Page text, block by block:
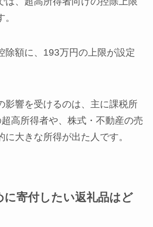
除額に、193万円の上限が設定
影響を受けるのは、主に課税所
高所得者や、株式・不動産の売
に大きな所得が出た人です。
に寄付したい返礼品はど